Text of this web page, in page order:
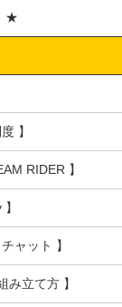
★
】
RIDER 】
ャット 】
み立て方 】